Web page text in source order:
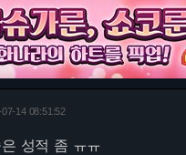
07-14 08:51:52
성적 좀 ㅠㅠ